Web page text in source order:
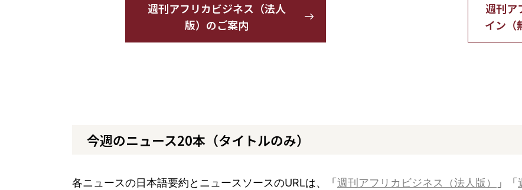
週刊アフリカビジネス（法人
版）のご案内
週刊ア
イン（
今週のニュース20本（タイトルのみ）
各ニュースの日本語要約とニュースソースのURLは、「 週刊アフリカビジネス（法人版） 」「